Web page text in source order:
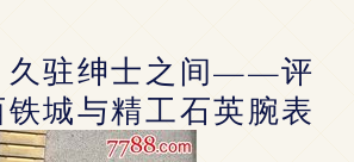
久驻绅士之间——评
城与精工石英腕表